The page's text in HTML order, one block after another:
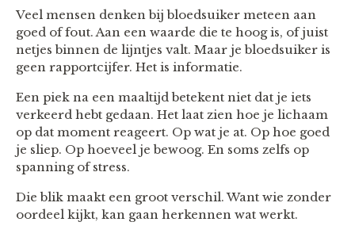
Veel mensen denken bij bloedsuiker meteen aan
goed of fout. Aan een waarde die te hoog is, of juist
netjes binnen de lijntjes valt. Maar je bloedsuiker is
geen rapportcijfer. Het is informatie.
Een piek na een maaltijd betekent niet dat je iets
verkeerd hebt gedaan. Het laat zien hoe je lichaam
op dat moment reageert. Op wat je at. Op hoe goed
je sliep. Op hoeveel je bewoog. En soms zelfs op
spanning of stress.
Die blik maakt een groot verschil. Want wie zonder
oordeel kijkt, kan gaan herkennen wat werkt.